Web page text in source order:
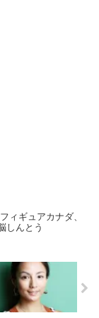
ィギュアカナダ、
しんとう